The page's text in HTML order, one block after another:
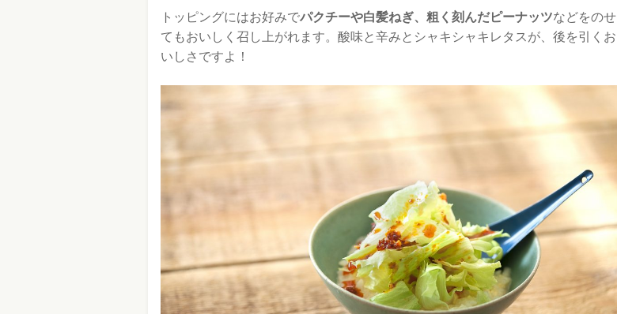
トッピングにはお好みでパクチーや白髪ねぎ、粗く刻んだピーナッツなどをのせ
てもおいしく召し上がれます。酸味と辛みとシャキシャキレタスが、後を引くお
いしさですよ！